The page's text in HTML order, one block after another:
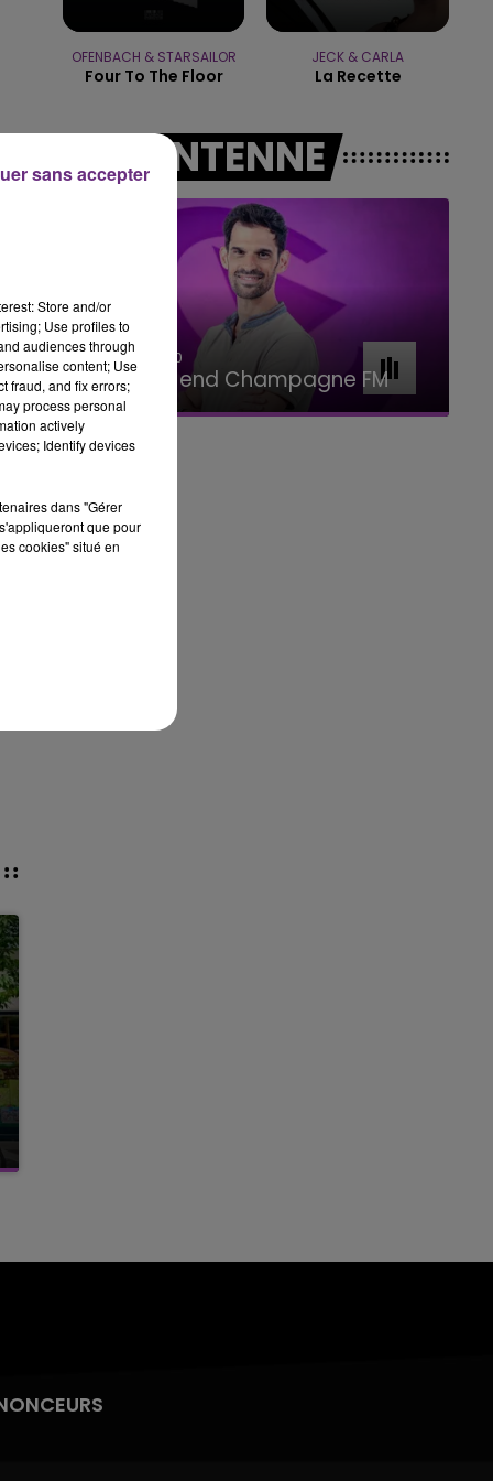
11h00 - 16h00
LE WEEK-END CHAMPAGNE FM
OFENBACH & STARSAILOR
Four To The Floor
JECK & CARLA
La Recette
A L'ANTENNE
7h00 - 11h00
BEST OF
Store and/or
Use profiles to
audiences through
content; Use
fraud, and fix errors;
process personal
actively
Identify devices
dans "Gérer
que pour
cookies" situé en
sans accepter